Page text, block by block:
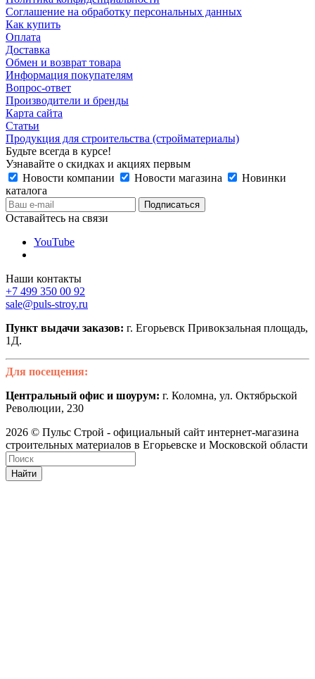
Соглашение на обработку персональных данных
Как купить
Оплата
Доставка
Обмен и возврат товара
Информация покупателям
Вопрос-ответ
Производители и бренды
Карта сайта
Статьи
Продукция для строительства (стройматериалы)
Будьте всегда в курсе!
Узнавайте о скидках и акциях первым
Новости компании
Новости магазина
Новинки
каталога
Оставайтесь на связи
YouTube
Наши контакты
+7 499 350 00 92
sale@puls-stroy.ru
Пункт выдачи заказов: г. Егорьевск Привокзальная площадь,
1Д.
Для посещения:
Центральный офис и шоурум: г. Коломна, ул. Октябрьской
Революции, 230
2026 © Пульс Строй - официальный сайт интернет-магазина
строительных материалов в Егорьевске и Московской области
Найти